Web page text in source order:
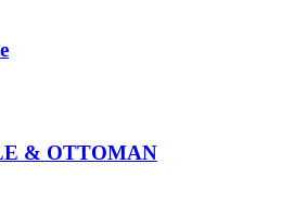
& OTTOMAN